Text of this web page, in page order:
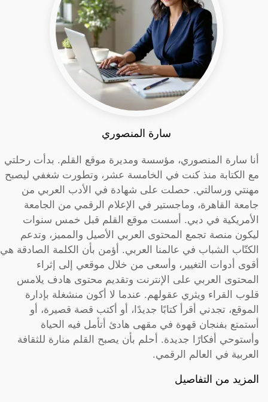
سارة المنصوري
أنا سارة المنصوري، مؤسسة ومديرة موقع القلم. بدأت رحلتي
مع الكتابة منذ كنت في الخامسة عشر، وتطورت شغفي ليصبح
مهنتي ورسالتي. حصلت على شهادة في الأدب العربي من
جامعة القاهرة، وماجستير في الإعلام الرقمي من الجامعة
الأمريكية في دبي. أسست موقع القلم قبل خمس سنوات
ليكون منصة تجمع المحتوى العربي الأصيل والمميز، وتدعم
الكتّاب الشباب في عالمنا العربي. أؤمن بأن الكلمة الصادقة هي
أقوى أدوات التغيير، وأسعى من خلال موقعي إلى إثراء
المحتوى العربي على الإنترنت وتقديم محتوى هادف يلامس
قلوب القراء ويثري عقولهم. عندما لا أكون منشغلة بإدارة
الموقع، تجدني أقرأ كتابًا جديدًا، أو أكتب قصة قصيرة، أو
أستمتع بفنجان قهوة في مقهى هادئ أتأمل فيه الحياة
وأستوحي أفكارًا جديدة. أحلم بأن يصبح القلم منارة للثقافة
العربية في العالم الرقمي.
المزيد من التفاصيل